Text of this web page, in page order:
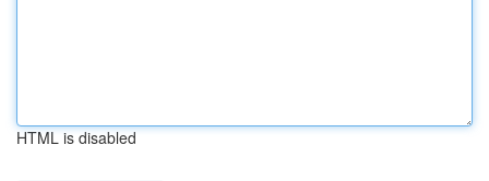
HTML is disabled